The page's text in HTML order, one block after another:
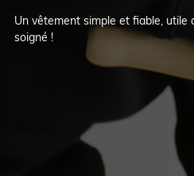
Un vêtement simple et fiable, utile
soigné !